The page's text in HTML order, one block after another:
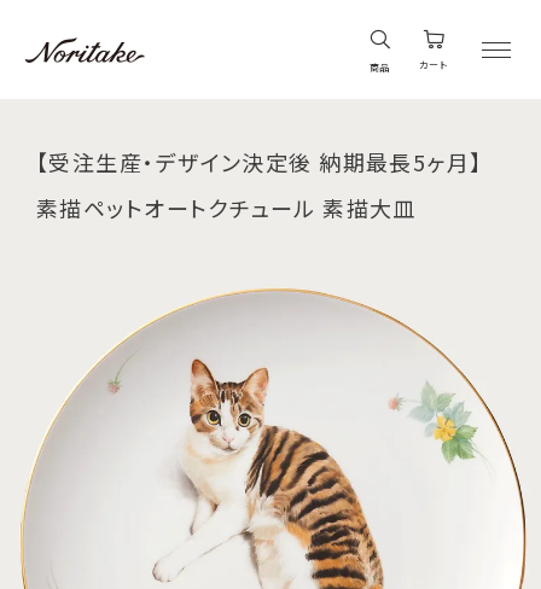
商品 カート
【受注生産・デザイン決定後 納期最長5ヶ月】
素描ペットオートクチュール 素描大皿